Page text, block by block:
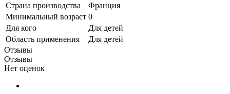
Страна производства
Франция
Минимальный возраст 0
Для кого
Для детей
Область применения
Для детей
Отзывы
Отзывы
Нет оценок